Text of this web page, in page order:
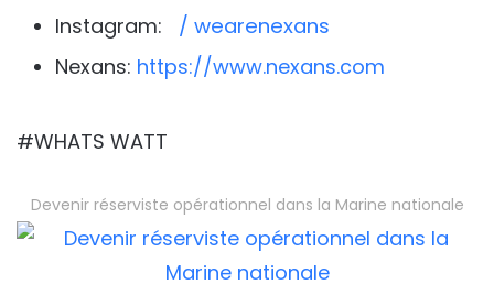
Instagram:
/ wearenexans
Nexans: https://www.nexans.com
#WHATS WATT
Devenir réserviste opérationnel dans la Marine nationale